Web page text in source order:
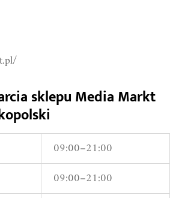
sklepu Media Markt
09:00–21:00
09:00–21:00